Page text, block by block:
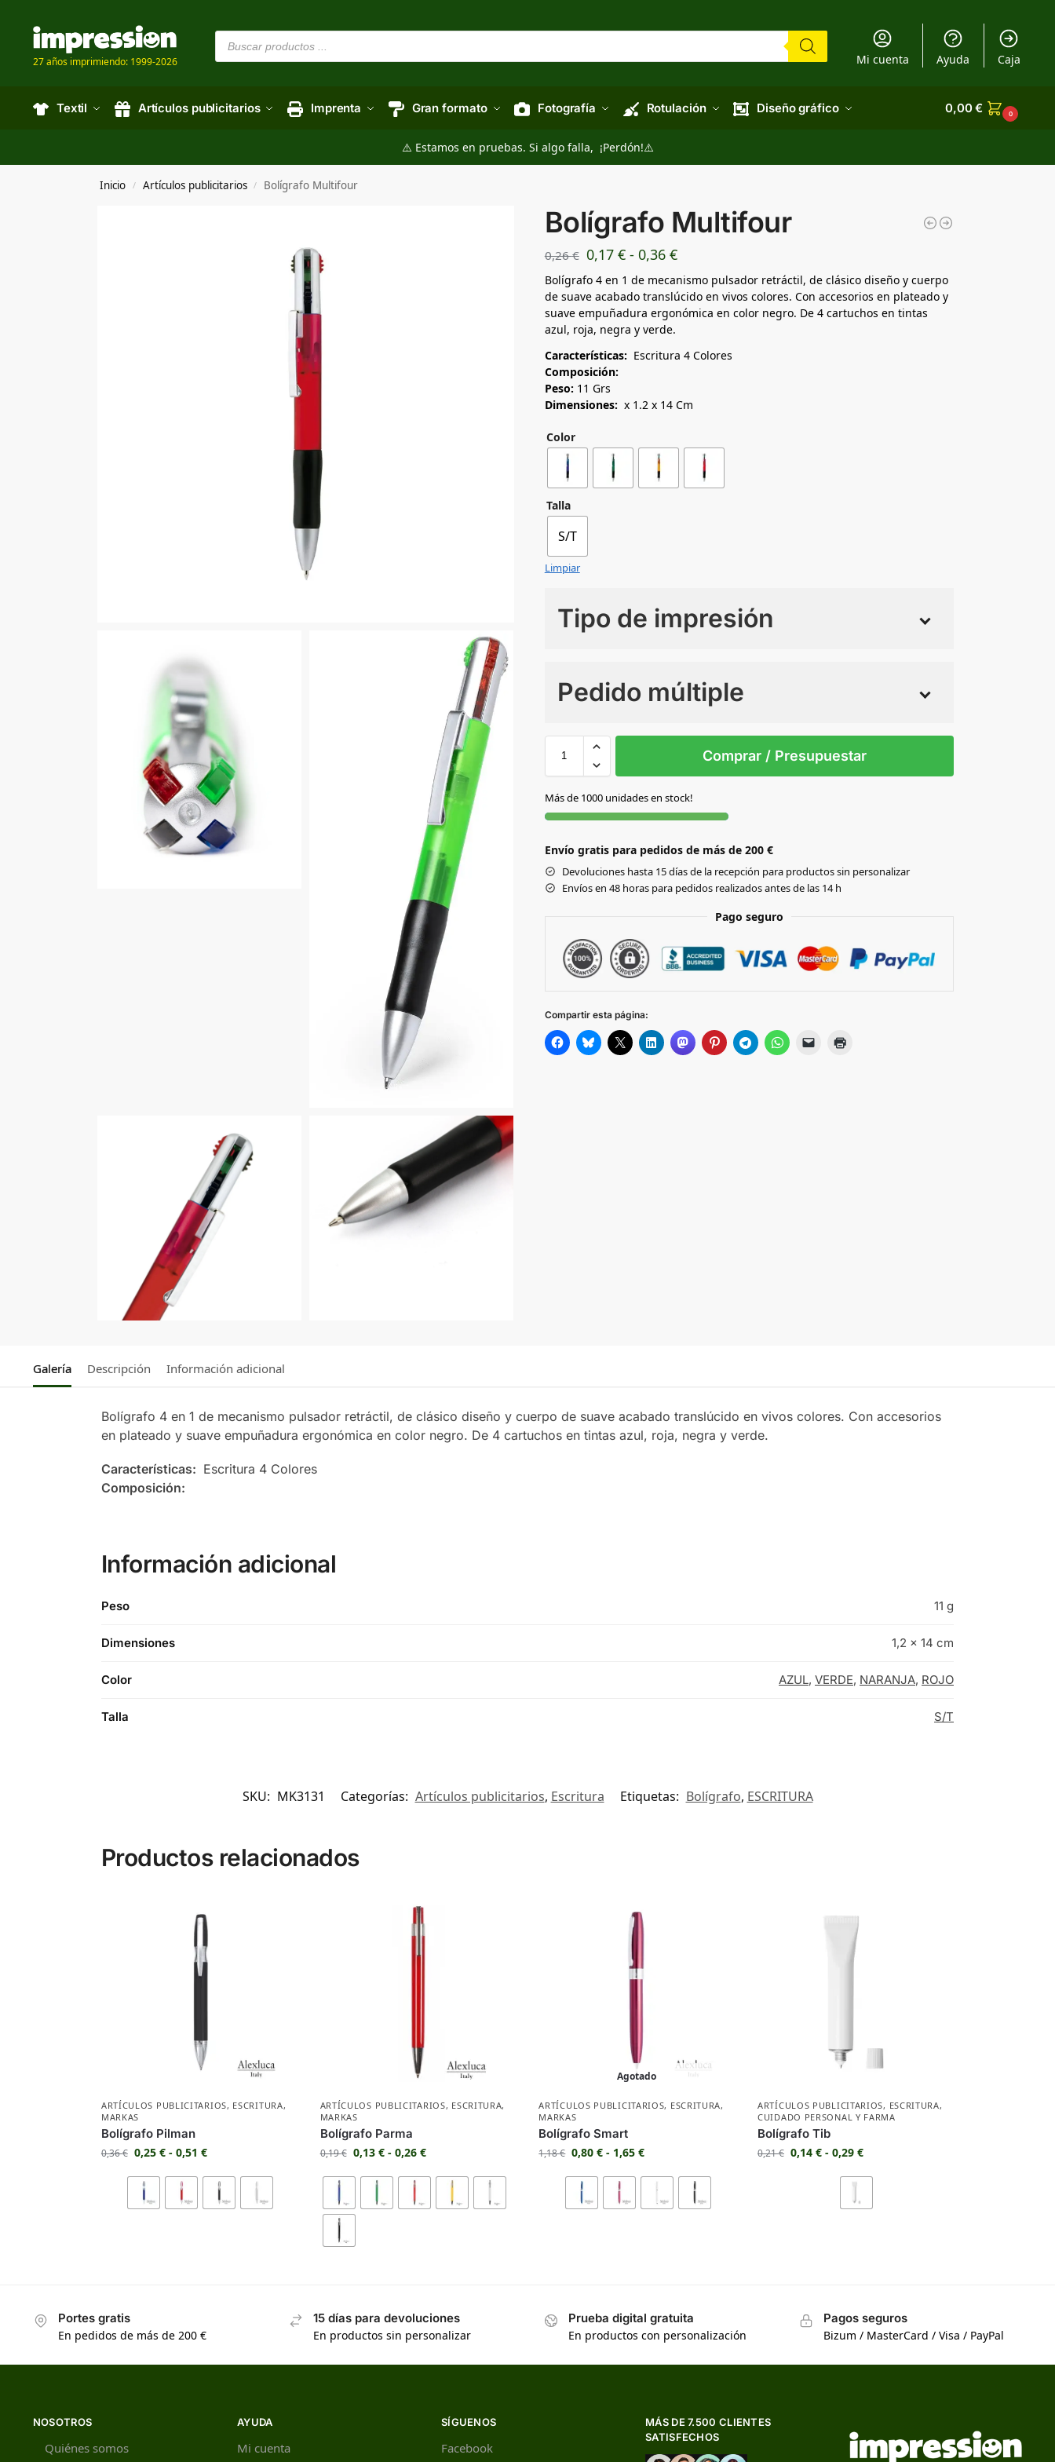
27 años imprimiendo: 1999-2026 Mi cuenta Ayuda Caja
Textil Artículos publicitarios Imprenta Gran formato Fotografía Rotulación Diseño gráfico 0,00€ 0
⚠️ Estamos en pruebas. Si algo falla, ¡Perdón!⚠️
Inicio / Artículos publicitarios / Bolígrafo Multifour
Bolígrafo Multifour
0,26€ 0,17 € - 0,36 €
Bolígrafo 4 en 1 de mecanismo pulsador retráctil, de clásico diseño y cuerpo
de suave acabado translúcido en vivos colores. Con accesorios en plateado y
suave empuñadura ergonómica en color negro. De 4 cartuchos en tintas
azul, roja, negra y verde.
Características: Escritura 4 Colores
Composición:
Peso: 11 Grs
Dimensiones: x 1.2 x 14 Cm
Color
Talla
S/T
Limpiar
Tipo de impresión
Pedido múltiple
AZUL
NARANJA
ROJO
Comprar / Presupuestar
Más de 1000 unidades en stock!
Envío gratis para pedidos de más de 200 €
Devoluciones hasta 15 días de la recepción para productos sin personalizar
Envíos en 48 horas para pedidos realizados antes de las 14 h
Pago seguro
Compartir esta página:
Galería Descripción Información adicional
Bolígrafo 4 en 1 de mecanismo pulsador retráctil, de clásico diseño y cuerpo de suave acabado translúcido en vivos colores. Con accesorios
en plateado y suave empuñadura ergonómica en color negro. De 4 cartuchos en tintas azul, roja, negra y verde.
Características: Escritura 4 Colores
Composición:
Información adicional
Peso 11 g
Dimensiones 1,2 × 14 cm
Color AZUL, VERDE, NARANJA, ROJO
Talla S/T
SKU: MK3131 Categorías: Artículos publicitarios, Escritura Etiquetas: Bolígrafo, ESCRITURA
Productos relacionados
ARTÍCULOS PUBLICITARIOS, ESCRITURA,
MARKAS
Bolígrafo Pilman
0,36€ 0,25 € - 0,51 €
ARTÍCULOS PUBLICITARIOS, ESCRITURA,
MARKAS
Bolígrafo Parma
0,19€ 0,13 € - 0,26 €
Agotado
ARTÍCULOS PUBLICITARIOS, ESCRITURA,
MARKAS
Bolígrafo Smart
1,18€ 0,80€ - 1,65€
ARTÍCULOS PUBLICITARIOS, ESCRITURA,
CUIDADO PERSONAL Y FARMA
Bolígrafo Tib
0,21€ 0,14€ - 0,29€
Portes gratis
En pedidos de más de 200 €
15 días para devoluciones
En productos sin personalizar
Prueba digital gratuita
En productos con personalización
Pagos seguros
Bizum / MasterCard / Visa / PayPal
NOSOTROS
Quiénes somos
AYUDA
Mi cuenta
SÍGUENOS
Facebook
MÁS DE 7.500 CLIENTES
SATISFECHOS